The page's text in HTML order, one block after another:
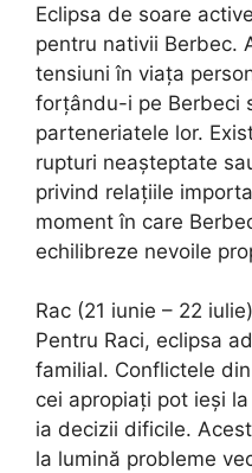
Eclipsa de soare
pentru nativii Berbec.
tensiuni în viața
forțându-i pe Berbeci
parteneriatele lor.
rupturi neașteptate
privind relațiile
moment în care
echilibreze nevoile
Rac (21 iunie – 22 iulie)
Pentru Raci, eclipsa
familial. Conflictele
cei apropiați pot ieși
ia decizii dificile.
la lumină probleme